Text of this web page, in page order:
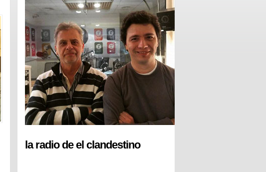
la radio de el clandestino